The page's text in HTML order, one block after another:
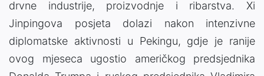
drvne industrije, proizvodnje i ribarstva. Xi
Jinpingova posjeta dolazi nakon intenzivne
diplomatske aktivnosti u Pekingu, gdje je ranije
ovog mjeseca ugostio američkog predsjednika